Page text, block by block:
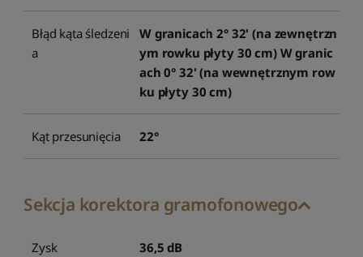
Błąd kąta śledzeni
a
W granicach 2° 32' (na zewnętrzn
ym rowku płyty 30 cm) W granic
ach 0° 32' (na wewnętrznym row
ku płyty 30 cm)
Kąt przesunięcia 22°
Sekcja korektora gramofonowego
Zysk 36,5 dB